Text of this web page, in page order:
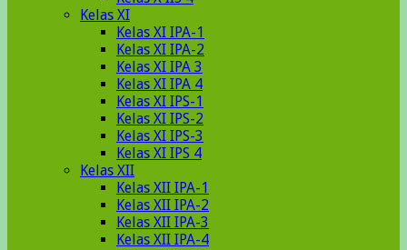
Kelas XI
Kelas XI IPA-1
Kelas XI IPA-2
Kelas XI IPA 3
Kelas XI IPA 4
Kelas XI IPS-1
Kelas XI IPS-2
Kelas XI IPS-3
Kelas XI IPS 4
Kelas XII
Kelas XII IPA-1
Kelas XII IPA-2
Kelas XII IPA-3
Kelas XII IPA-4